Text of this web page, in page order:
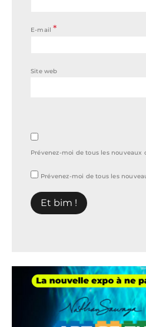
E-mail*
Site web
Prévenez-moi de tous les
Prévenez-moi de tous les